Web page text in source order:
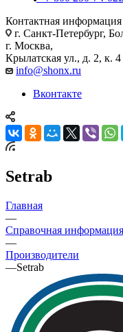
Контактная информация
г. Санкт-Петербург,
г. Москва,
Крылатская ул., д. 2, к.
info@shonx.ru
Вконтакте
Setrab
Главная
—
Справочная информация
—
Производители
—Setrab